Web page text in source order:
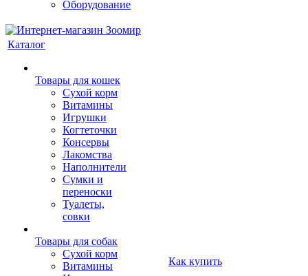
Оборудование
Каталог
Товары для кошек
Cухой корм
Витамины
Игрушки
Когтеточки
Консервы
Лакомства
Наполнители
Сумки и
переноски
Туалеты,
совки
Товары для собак
Cухой корм
Витамины
Как купить